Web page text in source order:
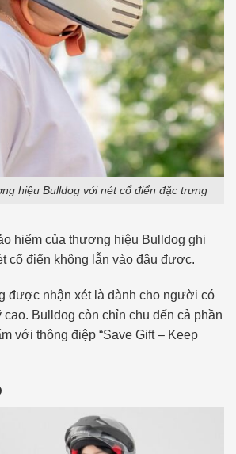
hiệu Bulldog với nét cổ điển đặc trưng
hiểm của thương hiệu Bulldog ghi
cổ điển không lẫn vào đâu được.
được nhận xét là dành cho người có
cao. Bulldog còn chỉn chu đến cả phần
với thông điệp “Save Gift – Keep